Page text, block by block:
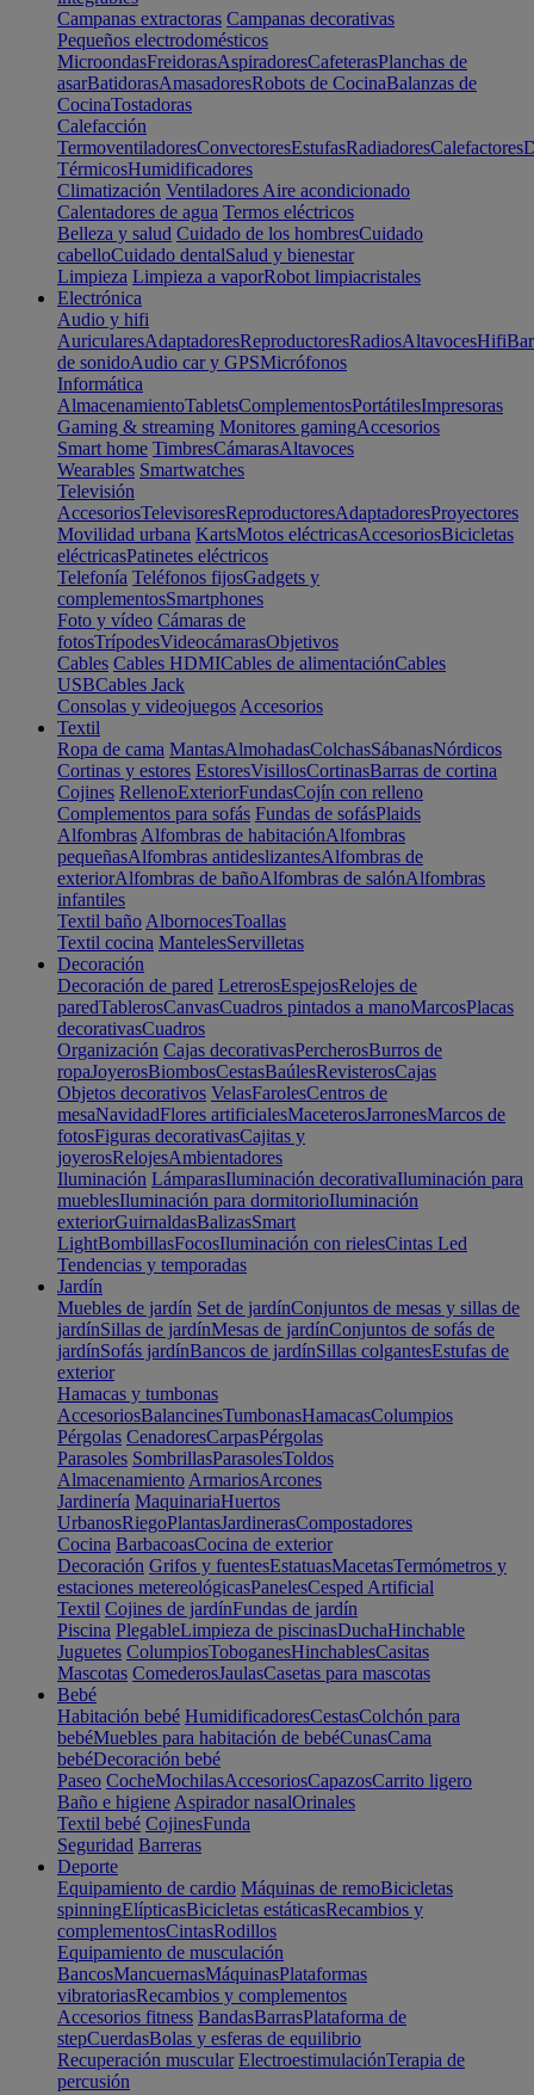
Campanas extractoras Campanas decorativas
Pequeños electrodomésticos
MicroondasFreidorasAspiradoresCafeterasPlanchas de
asarBatidorasAmasadoresRobots de CocinaBalanzas de
CocinaTostadoras
Calefacción
TermoventiladoresConvectoresEstufasRadiadoresCalefactores
TérmicosHumidificadores
Climatización Ventiladores Aire acondicionado
Calentadores de agua Termos eléctricos
Belleza y salud Cuidado de los hombresCuidado
cabelloCuidado dentalSalud y bienestar
Limpieza Limpieza a vaporRobot limpiacristales
Electrónica
Audio y hifi
AuricularesAdaptadoresReproductoresRadiosAltavocesHifi
de sonidoAudio car y GPSMicrófonos
Informática
AlmacenamientoTabletsComplementosPortátilesImpresoras
Gaming & streaming Monitores gamingAccesorios
Smart home TimbresCámarasAltavoces
Wearables Smartwatches
Televisión
AccesoriosTelevisoresReproductoresAdaptadoresProyectores
Movilidad urbana KartsMotos eléctricasAccesoriosBicicletas
eléctricasPatinetes eléctricos
Telefonía Teléfonos fijosGadgets y
complementosSmartphones
Foto y vídeo Cámaras de
fotosTrípodesVideocámarasObjetivos
Cables Cables HDMICables de alimentaciónCables
USBCables Jack
Consolas y videojuegos Accesorios
Textil
Ropa de cama MantasAlmohadasColchasSábanasNórdicos
Cortinas y estores EstoresVisillosCortinasBarras de cortina
Cojines RellenoExteriorFundasCojín con relleno
Complementos para sofás Fundas de sofásPlaids
Alfombras Alfombras de habitaciónAlfombras
pequeñasAlfombras antideslizantesAlfombras de
exteriorAlfombras de bañoAlfombras de salónAlfombras
infantiles
Textil baño AlbornocesToallas
Textil cocina MantelesServilletas
Decoración
Decoración de pared LetrerosEspejosRelojes de
paredTablerosCanvasCuadros pintados a manoMarcosPlacas
decorativasCuadros
Organización Cajas decorativasPercherosBurros de
ropaJoyerosBiombosCestasBaúlesRevisterosCajas
Objetos decorativos VelasFarolesCentros de
mesaNavidadFlores artificialesMaceterosJarronesMarcos de
fotosFiguras decorativasCajitas y
joyerosRelojesAmbientadores
Iluminación LámparasIluminación decorativaIluminación para
mueblesIluminación para dormitorioIluminación
exteriorGuirnaldasBalizasSmart
LightBombillasFocosIluminación con rielesCintas Led
Tendencias y temporadas
Jardín
Muebles de jardín Set de jardínConjuntos de mesas y sillas de
jardínSillas de jardínMesas de jardínConjuntos de sofás de
jardínSofás jardínBancos de jardínSillas colgantesEstufas de
exterior
Hamacas y tumbonas
AccesoriosBalancinesTumbonasHamacasColumpios
Pérgolas CenadoresCarpasPérgolas
Parasoles SombrillasParasolesToldos
Almacenamiento ArmariosArcones
Jardinería MaquinariaHuertos
UrbanosRiegoPlantasJardinerasCompostadores
Cocina BarbacoasCocina de exterior
Decoración Grifos y fuentesEstatuasMacetasTermómetros y
estaciones metereológicasPanelesCesped Artificial
Textil Cojines de jardínFundas de jardín
Piscina PlegableLimpieza de piscinasDuchaHinchable
Juguetes ColumpiosToboganesHinchablesCasitas
Mascotas ComederosJaulasCasetas para mascotas
Bebé
Habitación bebé HumidificadoresCestasColchón para
bebéMuebles para habitación de bebéCunasCama
bebéDecoración bebé
Paseo CocheMochilasAccesoriosCapazosCarrito ligero
Baño e higiene Aspirador nasalOrinales
Textil bebé CojinesFunda
Seguridad Barreras
Deporte
Equipamiento de cardio Máquinas de remoBicicletas
spinningElípticasBicicletas estáticasRecambios y
complementosCintasRodillos
Equipamiento de musculación
BancosMancuernasMáquinasPlataformas
vibratoriasRecambios y complementos
Accesorios fitness BandasBarrasPlataforma de
stepCuerdasBolas y esferas de equilibrio
Recuperación muscular ElectroestimulaciónTerapia de
percusión